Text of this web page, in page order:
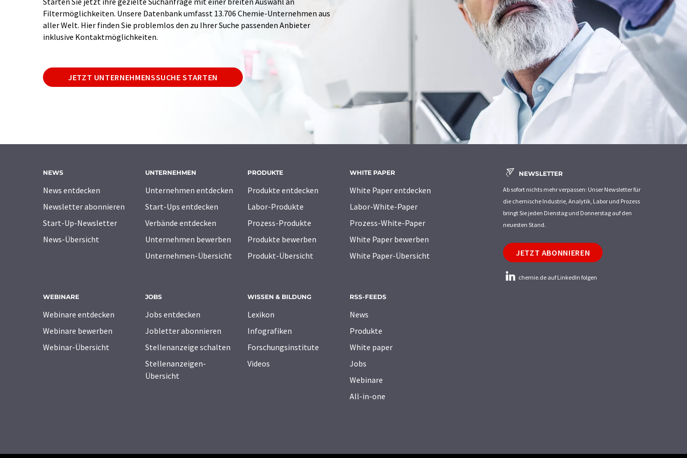
Filtermöglichkeiten. Unsere Datenbank umfasst 13.706 Chemie-Unternehmen aus
aller Welt. Hier finden Sie problemlos den zu Ihrer Suche passenden Anbieter
inklusive Kontaktmöglichkeiten.
JETZT UNTERNEHMENSSUCHE STARTEN
NEWS
News entdecken
Newsletter abonnieren
Start-Up-Newsletter
News-Übersicht
UNTERNEHMEN
Unternehmen entdecken
Start-Ups entdecken
Verbände entdecken
Unternehmen bewerben
Unternehmen-Übersicht
PRODUKTE
Produkte entdecken
Labor-Produkte
Prozess-Produkte
Produkte bewerben
Produkt-Übersicht
WHITE PAPER
White Paper entdecken
Labor-White-Paper
Prozess-White-Paper
White Paper bewerben
White Paper-Übersicht
WEBINARE
Webinare entdecken
Webinare bewerben
Webinar-Übersicht
JOBS
Jobs entdecken
Jobletter abonnieren
Stellenanzeige schalten
Stellenanzeigen-
Übersicht
WISSEN & BILDUNG
Lexikon
Infografiken
Forschungsinstitute
Videos
RSS-FEEDS
News
Produkte
White paper
Jobs
Webinare
All-in-one
NEWSLETTER
Ab sofort nichts mehr verpassen: Unser Newsletter für
die chemische Industrie, Analytik, Labor und Prozess
bringt Sie jeden Dienstag und Donnerstag auf den
neuesten Stand.
JETZT ABONNIEREN
chemie.de auf LinkedIn folgen